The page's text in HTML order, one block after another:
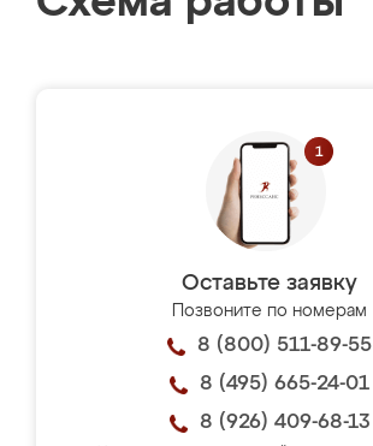
Оставьте заявку
Позвоните по номерам
8 (800) 511-89-55
8 (495) 665-24-01
8 (926) 409-68-13